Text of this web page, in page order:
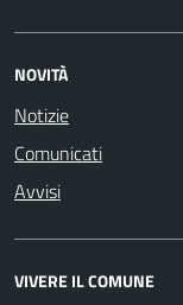
NOVITÀ
Notizie
Comunicati
Avvisi
VIVERE IL COMUNE